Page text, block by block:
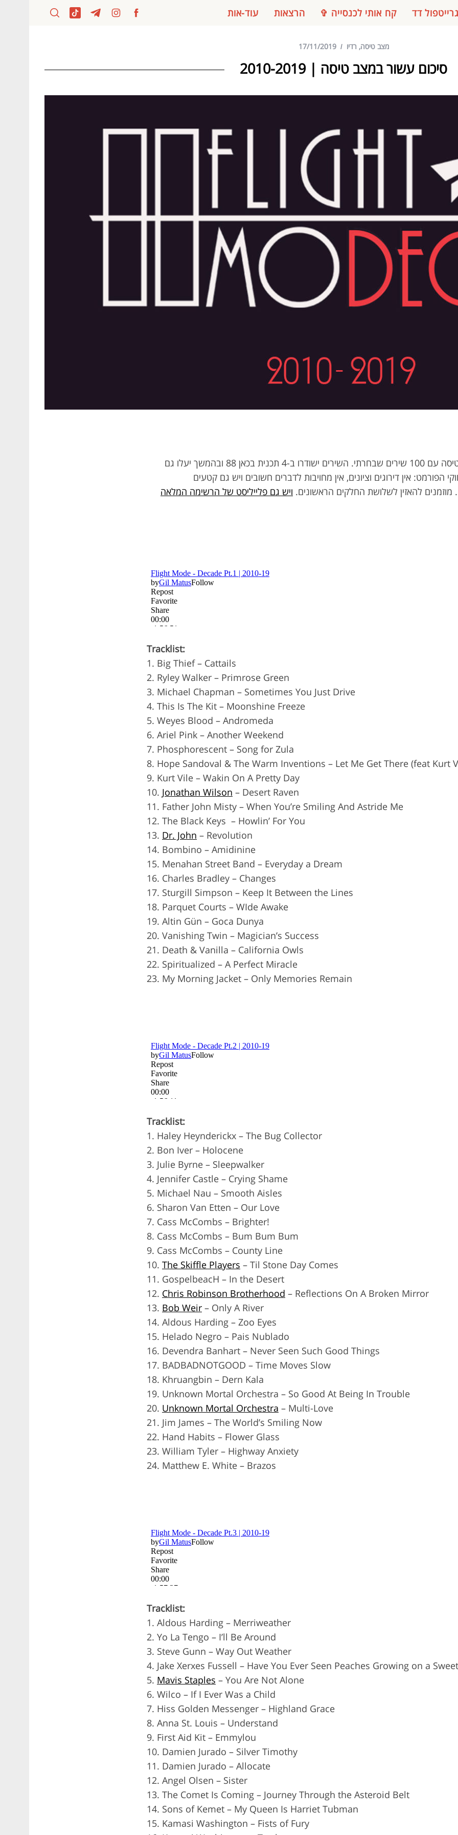
דד קח אותי לכנסייה ✞ הרצאות עוד-אות
מצב טיסה, רדיו 17/11/2019
סיכום עשור במצב טיסה | 2010-2019
סיכום העשור של מצב טיסה עם 100 שירים שבחרתי. השירים ישודרו ב-4 תכנית בכאן 88 ובהמשך יעלו גם
הפורמט: אין דירוגים וציונים, אין מחויבות לדברים חשובים ויש גם קטעים
מוזמנים להאזין לשלושת החלקים הראשונים. ויש גם פלייליסט של הרשימה המלאה
Tracklist:
1. Big Thief – Cattails
2. Ryley Walker – Primrose Green
3. Michael Chapman – Sometimes You Just Drive
4. This Is The Kit – Moonshine Freeze
5. Weyes Blood – Andromeda
6. Ariel Pink – Another Weekend
7. Phosphorescent – Song for Zula
8. Hope Sandoval & The Warm Inventions – Let Me Get There (feat Kurt
9. Kurt Vile – Wakin On A Pretty Day
10. Jonathan Wilson – Desert Raven
11. Father John Misty – When You’re Smiling And Astride Me
12. The Black Keys – Howlin’ For You
13. Dr. John – Revolution
14. Bombino – Amidinine
15. Menahan Street Band – Everyday a Dream
16. Charles Bradley – Changes
17. Sturgill Simpson – Keep It Between the Lines
18. Parquet Courts – WIde Awake
19. Altin Gün – Goca Dunya
20. Vanishing Twin – Magician’s Success
21. Death & Vanilla – California Owls
22. Spiritualized – A Perfect Miracle
23. My Morning Jacket – Only Memories Remain
Tracklist:
1. Haley Heynderickx – The Bug Collector
2. Bon Iver – Holocene
3. Julie Byrne – Sleepwalker
4. Jennifer Castle – Crying Shame
5. Michael Nau – Smooth Aisles
6. Sharon Van Etten – Our Love
7. Cass McCombs – Brighter!
8. Cass McCombs – Bum Bum Bum
9. Cass McCombs – County Line
10. The Skiffle Players – Til Stone Day Comes
11. GospelbeacH – In the Desert
12. Chris Robinson Brotherhood – Reflections On A Broken Mirror
13. Bob Weir – Only A River
14. Aldous Harding – Zoo Eyes
15. Helado Negro – Pais Nublado
16. Devendra Banhart – Never Seen Such Good Things
17. BADBADNOTGOOD – Time Moves Slow
18. Khruangbin – Dern Kala
19. Unknown Mortal Orchestra – So Good At Being In Trouble
20. Unknown Mortal Orchestra – Multi-Love
21. Jim James – The World’s Smiling Now
22. Hand Habits – Flower Glass
23. William Tyler – Highway Anxiety
24. Matthew E. White – Brazos
Tracklist:
1. Aldous Harding – Merriweather
2. Yo La Tengo – I’ll Be Around
3. Steve Gunn – Way Out Weather
4. Jake Xerxes Fussell – Have You Ever Seen Peaches Growing on a
5. Mavis Staples – You Are Not Alone
6. Wilco – If I Ever Was a Child
7. Hiss Golden Messenger – Highland Grace
8. Anna St. Louis – Understand
9. First Aid Kit – Emmylou
10. Damien Jurado – Silver Timothy
11. Damien Jurado – Allocate
12. Angel Olsen – Sister
13. The Comet Is Coming – Journey Through the Asteroid Belt
14. Sons of Kemet – My Queen Is Harriet Tubman
15. Kamasi Washington – Fists of Fury